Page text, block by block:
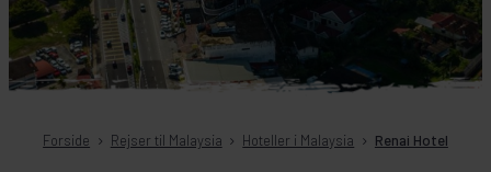
Forside Rejser til Malaysia Hoteller i Malaysia Renai Hotel